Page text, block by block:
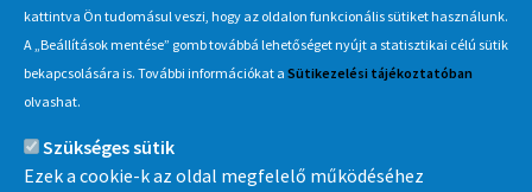
Információ
MÁV-csoport
kattintva Ön tudomásul veszi, hogy az oldalon funkcionális sütiket használunk.
A „Beállítások mentése” gomb továbbá lehetőséget nyújt a statisztikai célú sütik
bekapcsolására is. További információkat a Sütikezelési tájékoztatóban
olvashat.
Szükséges sütik
Ezek a cookie-k az oldal megfelelő működéséhez